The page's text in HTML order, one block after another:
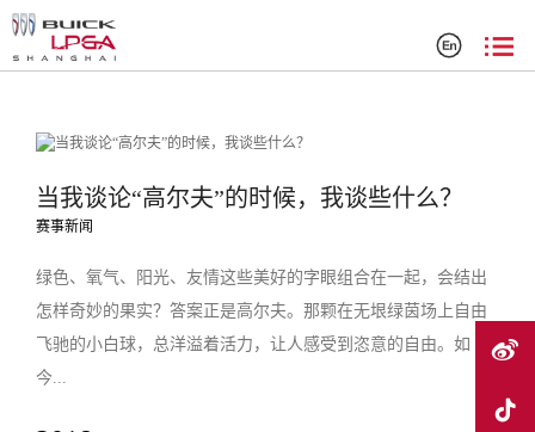
当我谈论“高尔夫”的时候，我谈些什么？
赛事新闻
绿色、氧气、阳光、友情这些美好的字眼组合在一起，会结出
怎样奇妙的果实？答案正是高尔夫。那颗在无垠绿茵场上自由
飞驰的小白球，总洋溢着活力，让人感受到恣意的自由。如
今...